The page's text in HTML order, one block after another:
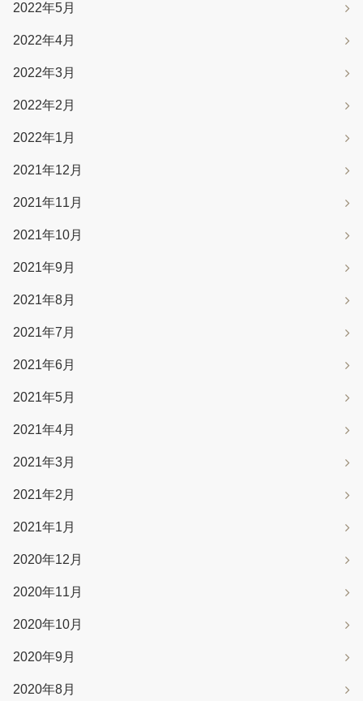
2022年5月
2022年4月
2022年3月
2022年2月
2022年1月
2021年12月
2021年11月
2021年10月
2021年9月
2021年8月
2021年7月
2021年6月
2021年5月
2021年4月
2021年3月
2021年2月
2021年1月
2020年12月
2020年11月
2020年10月
2020年9月
2020年8月